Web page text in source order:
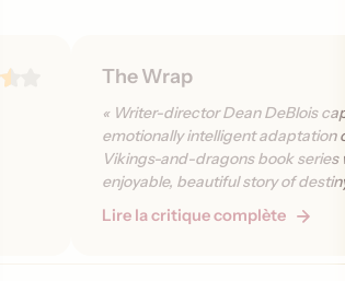
The Wrap
« Writer-director Dean DeBlois
emotionally intelligent adaptation
Vikings-and-dragons book series
enjoyable, beautiful story of
freedom. »
Lire la critique complète